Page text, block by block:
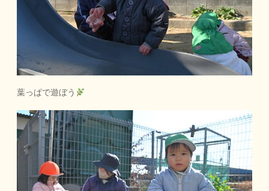
葉っぱで遊ぼう